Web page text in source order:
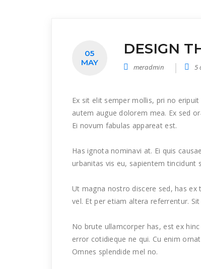
05
MAY
DESIGN
meradmin 5
Ex sit elit semper mollis, pri no
autem augue dolorem mea. Ex sed
Ei novum fabulas appareat est.
Has ignota nominavi at. Ei quis
urbanitas vis eu, sapientem tincidunt
Ut magna nostro discere sed, has
vel. Et per etiam altera referrentur.
No brute ullamcorper has, est ex
error cotidieque ne qui. Cu enim
Omnes splendide mel no.